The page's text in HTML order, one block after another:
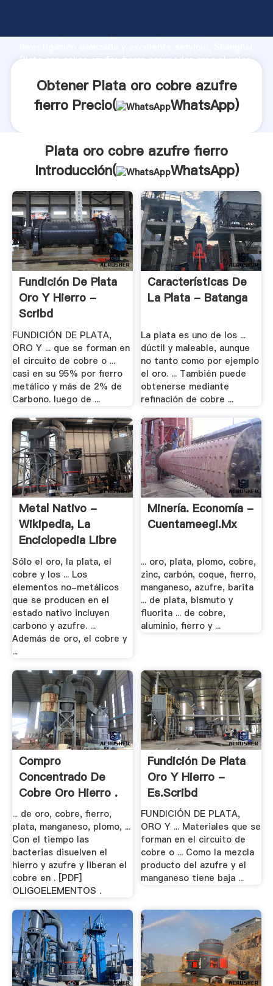
fuerte capacidad de producción, fuerza de
Plata oro cobre azufre fierro proveedor crea el valor
Obtener Plata oro cobre azufre
fierro Precio(
WhatsApp)
Plata oro cobre azufre fierro
Introducción(
WhatsApp)
Fundición De Plata
Oro Y Hierro -
Scribd
FUNDICIÓN DE PLATA,
ORO Y ... que se forman en
el circuito de cobre o ...
casi en su 95% por fierro
metálico y más de 2% de
Carbono. luego de ...
Características De
La Plata - Batanga
La plata es uno de los ...
dúctil y maleable, aunque
no tanto como por ejemplo
el oro. ... También puede
obtenerse mediante
refinación de cobre ...
Metal Nativo -
Wikipedia, La
Enciclopedia Libre
Sólo el oro, la plata, el
cobre y los ... Los
elementos no-metálicos
que se producen en el
estado nativo incluyen
carbono y azufre. ...
Además de oro, el cobre y
...
Minería. Economía -
Cuentameegi.mx
... oro, plata, plomo, cobre,
zinc, carbón, coque, fierro,
manganeso, azufre, barita
... de plata, bismuto y
fluorita ... de cobre,
aluminio, fierro y ...
Compro
Concentrado De
Cobre Oro Hierro .
... de oro, cobre, fierro,
plata, manganeso, plomo, ...
Con el tiempo las
bacterias disuelven el
hierro y azufre y liberan el
cobre en . [PDF]
OLIGOELEMENTOS .
Fundición De Plata
Oro Y Hierro -
Es.scribd
FUNDICIÓN DE PLATA,
ORO Y ... Materiales que se
forman en el circuito de
cobre o ... Como la mezcla
producto del azufre y el
manganeso tiene baja ...